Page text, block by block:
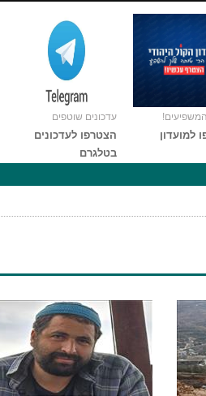
עדכונים שוטפים
הצטרפו לעדכונים
בטלגרם
המשפיעים!
למועדון